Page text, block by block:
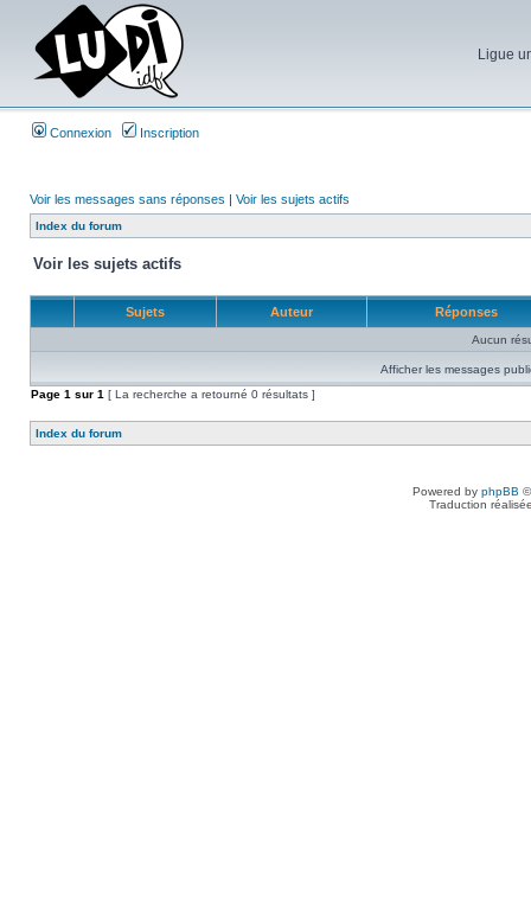
Ligue
Connexion Inscription
Voir les messages sans réponses | Voir les sujets actifs
Index du forum
Voir les sujets actifs
Sujets Auteur Réponses
Aucun
Afficher les messages
Page 1 sur 1 [ La recherche a retourné 0 résultats ]
Index du forum
Powered by phpBB
Traduction